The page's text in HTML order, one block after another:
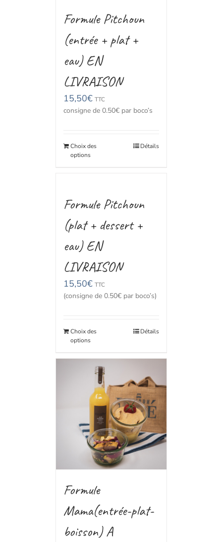
Formule Pitchoun
(entrée + plat +
eau) EN
LIVRAISON
15,50€ TTC
consigne de 0.50€ par boco’s
Choix des
options
Détails
Formule Pitchoun
(plat + dessert +
eau) EN
LIVRAISON
15,50€ TTC
(consigne de 0.50€ par boco’s)
Choix des
options
Détails
Formule
Mama(entrée-plat-
boisson) A